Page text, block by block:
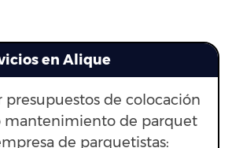
en Alique
presupuestos de colocación
mantenimiento de parquet
de parquetistas: